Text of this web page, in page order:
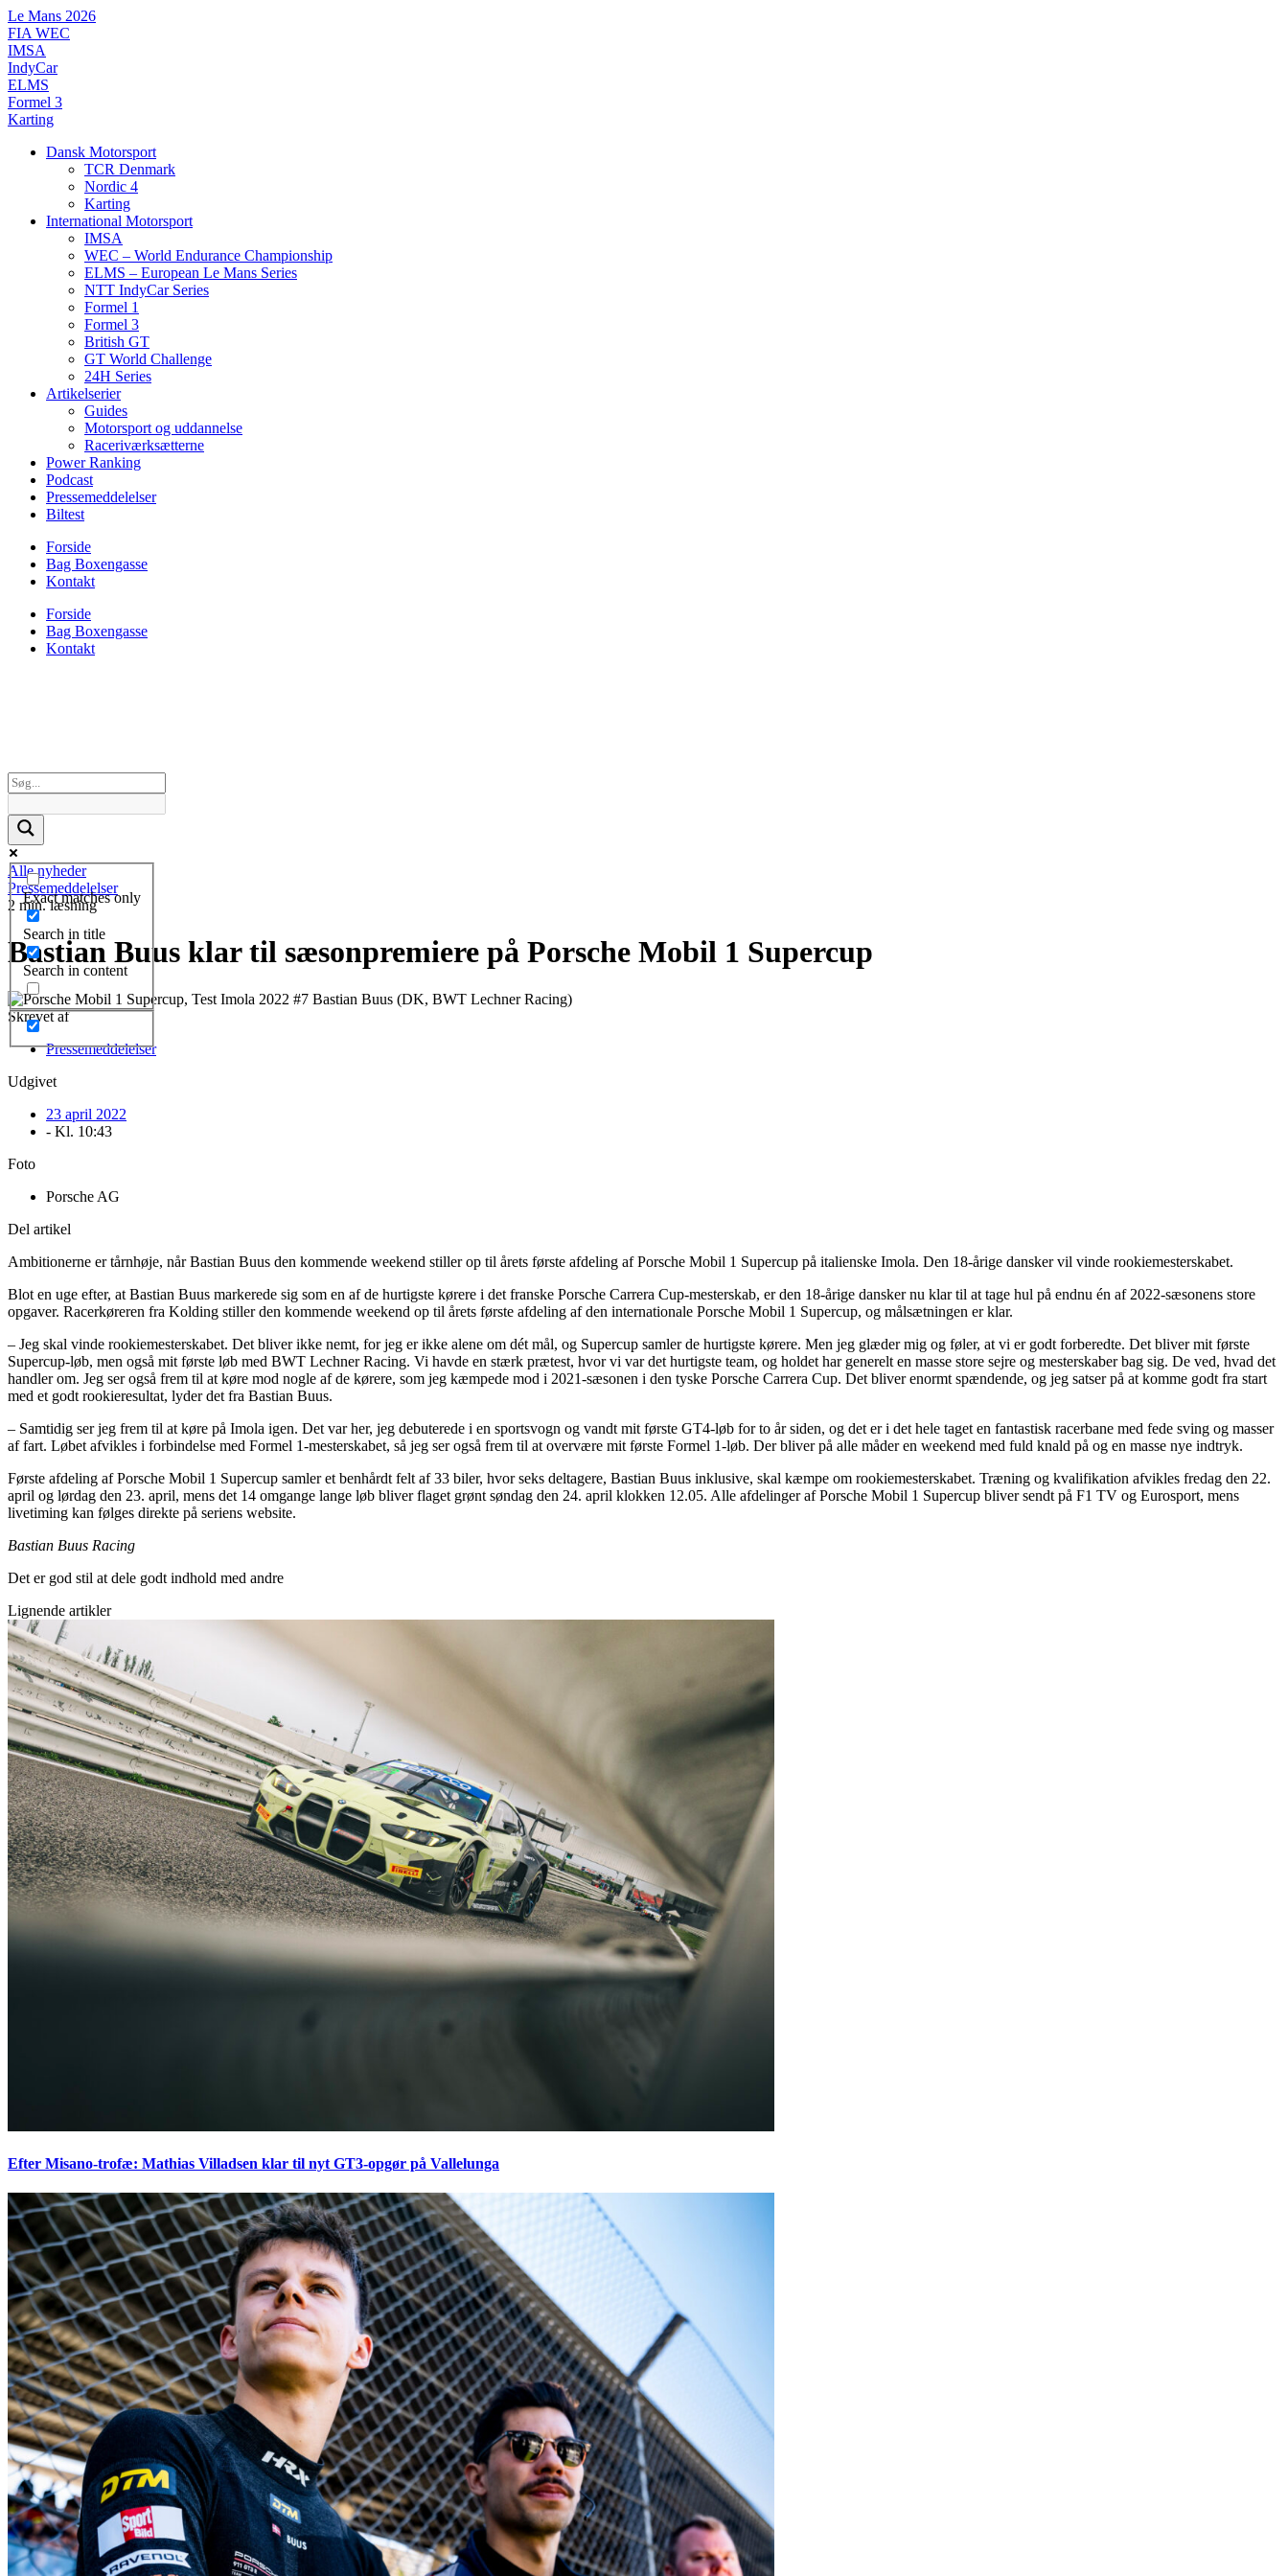
Videre
til
indhold
Le Mans 2026
FIA WEC
IMSA
IndyCar
ELMS
Formel 3
Karting
Dansk Motorsport
TCR Denmark
Nordic 4
Karting
International Motorsport
IMSA
WEC – World Endurance Championship
ELMS – European Le Mans Series
NTT IndyCar Series
Formel 1
Formel 3
British GT
GT World Challenge
24H Series
Artikelserier
Guides
Motorsport og uddannelse
Raceriværksætterne
Power Ranking
Podcast
Pressemeddelelser
Biltest
Forside
Bag Boxengasse
Kontakt
Forside
Bag Boxengasse
Kontakt
Exact matches only
Search in title
Search in content
Alle nyheder
Pressemeddelelser
2 min. læsning
Bastian Buus klar til sæsonpremiere på Porsche Mobil 1 Supercup
Skrevet af
Pressemeddelelser
Udgivet
23 april 2022
- Kl. 10:43
Foto
Porsche AG
Del artikel
Ambitionerne er tårnhøje, når Bastian Buus den kommende weekend stiller op til årets første afdeling af Porsche Mobil 1 Supercup på italienske Imola. Den 18-årige dansker vil vinde rookiemesterskabet.
Blot en uge efter, at Bastian Buus markerede sig som en af de hurtigste kørere i det franske Porsche Carrera Cup-mesterskab, er den 18-årige dansker nu klar til at tage hul på endnu én af 2022-sæsonens store
opgaver. Racerkøreren fra Kolding stiller den kommende weekend op til årets første afdeling af den internationale Porsche Mobil 1 Supercup, og målsætningen er klar.
– Jeg skal vinde rookiemesterskabet. Det bliver ikke nemt, for jeg er ikke alene om dét mål, og Supercup samler de hurtigste kørere. Men jeg glæder mig og føler, at vi er godt forberedte. Det bliver mit første
Supercup-løb, men også mit første løb med BWT Lechner Racing. Vi havde en stærk prætest, hvor vi var det hurtigste team, og holdet har generelt en masse store sejre og mesterskaber bag sig. De ved, hvad det
handler om. Jeg ser også frem til at køre mod nogle af de kørere, som jeg kæmpede mod i 2021-sæsonen i den tyske Porsche Carrera Cup. Det bliver enormt spændende, og jeg satser på at komme godt fra start
med et godt rookieresultat, lyder det fra Bastian Buus.
– Samtidig ser jeg frem til at køre på Imola igen. Det var her, jeg debuterede i en sportsvogn og vandt mit første GT4-løb for to år siden, og det er i det hele taget en fantastisk racerbane med fede sving og masser
af fart. Løbet afvikles i forbindelse med Formel 1-mesterskabet, så jeg ser også frem til at overvære mit første Formel 1-løb. Der bliver på alle måder en weekend med fuld knald på og en masse nye indtryk.
Første afdeling af Porsche Mobil 1 Supercup samler et benhårdt felt af 33 biler, hvor seks deltagere, Bastian Buus inklusive, skal kæmpe om rookiemesterskabet. Træning og kvalifikation afvikles fredag den 22.
april og lørdag den 23. april, mens det 14 omgange lange løb bliver flaget grønt søndag den 24. april klokken 12.05. Alle afdelinger af Porsche Mobil 1 Supercup bliver sendt på F1 TV og Eurosport, mens
livetiming kan følges direkte på seriens website.
Bastian Buus Racing
Det er god stil at dele godt indhold med andre
Lignende artikler
Efter Misano-trofæ: Mathias Villadsen klar til nyt GT3-opgør på Vallelunga